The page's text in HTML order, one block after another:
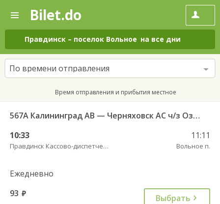
—
Поиск
и
покупка
билетов
на
автобус
онлайн
Bilet.do
Правдинск – поселок Вольное на все дни
По времени отправления
Время отправления и прибытия местное
567А Калининград АВ — Черняховск АС ч/з Озерки п., Правдинск КДП, Железнодорожный КДП
10:33
Правдинск Кассово-диспетчерский пункт
11:11
Вольное п.
Ежедневно
93 руб. Выбрать